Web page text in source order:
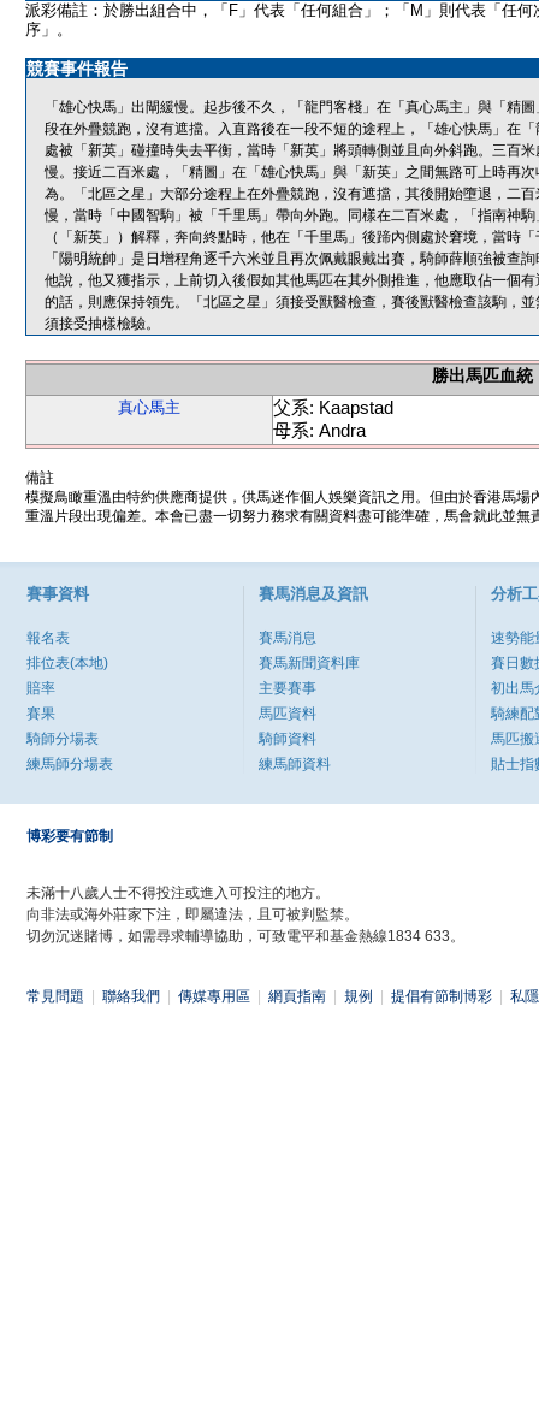
派彩備註：於勝出組合中，「F」代表「任何組合」；「M」則代表「任何
序」。
競賽事件報告
「雄心快馬」出閘緩慢。起步後不久，「龍門客棧」在「真心馬主」與「精
段在外疊競跑，沒有遮擋。入直路後在一段不短的途程上，「雄心快馬」在
處被「新英」碰撞時失去平衡，當時「新英」將頭轉側並且向外斜跑。三百
慢。接近二百米處，「精圖」在「雄心快馬」與「新英」之間無路可上時再
為。「北區之星」大部分途程上在外疊競跑，沒有遮擋，其後開始墮退，二
慢，當時「中國智駒」被「千里馬」帶向外跑。同樣在二百米處，「指南神
（「新英」）解釋，奔向終點時，他在「千里馬」後蹄內側處於窘境，當時
「陽明統帥」是日增程角逐千六米並且再次佩戴眼戴出賽，騎師薛順強被查
他說，他又獲指示，上前切入後假如其他馬匹在其外側推進，他應取佔一個
的話，則應保持領先。「北區之星」須接受獸醫檢查，賽後獸醫檢查該駒，
須接受抽樣檢驗。
勝出馬匹血統
真心馬主
父系: Kaapstad
母系: Andra
備註
模擬鳥瞰重溫由特約供應商提供，供馬迷作個人娛樂資訊之用。但由於香港馬
重溫片段出現偏差。本會已盡一切努力務求有關資料盡可能準確，馬會就此並
賽事資料
報名表
排位表(本地)
賠率
賽果
騎師分場表
練馬師分場表
賽馬消息及資訊
賽馬消息
賽馬新聞資料庫
主要賽事
馬匹資料
騎師資料
練馬師資料
分析
速勢能
賽日數
初出馬
騎練配
馬匹搬
貼士指
博彩要有節制
未滿十八歲人士不得投注或進入可投注的地方。
向非法或海外莊家下注，即屬違法，且可被判監禁。
切勿沉迷賭博，如需尋求輔導協助，可致電平和基金熱線1834 633。
常見問題 聯絡我們 傳媒專用區 網頁指南 規例 提倡有節制博彩 私